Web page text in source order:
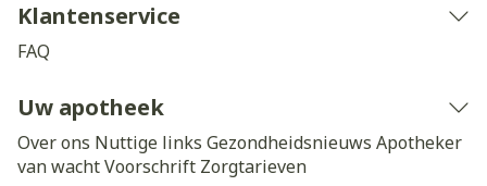
Klantenservice
FAQ
Uw apotheek
Over ons Nuttige links Gezondheidsnieuws Apotheker
van wachtVoorschrift Zorgtarieven